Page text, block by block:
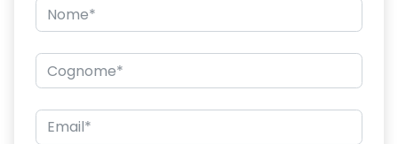
hands-free card per apertura/chiusura porte e avviamento
motore
HAR02
di velocità